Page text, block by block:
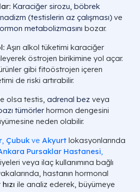
Karaciğer sirozu, böbrek
(testislerin az çalışması) ve
metabolizmasını bozar.
Aşırı alkol tüketimi karaciğer
östrojen birikimine yol açar.
gibi fitoöstrojen içeren
de riski artırabilir.
olsa testis, adrenal bez veya
tümörlerhormon dengesini
neden olabilir.
, Çubuk ve Akyurt lokasyonlarında
Pursaklar Hastanesi,
veya ilaç kullanımına bağlı
hastanın hormonal
ile analiz ederek, büyümeye